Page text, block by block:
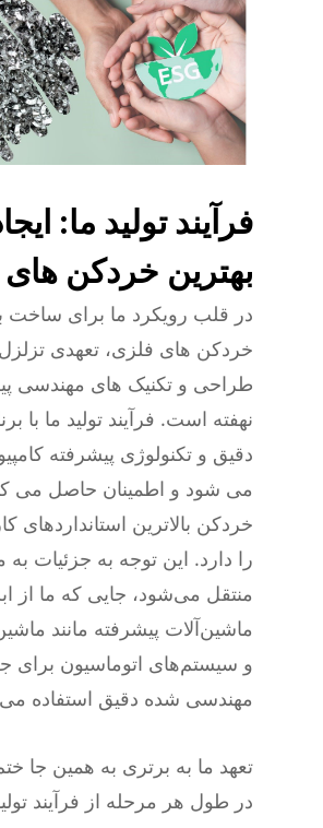
فرآیند تولید ما:
بهترین خردکن
در قلب رویکرد ما برای ساخت
خردکن های فلزی، تعهدی تزلزل
طراحی و تکنیک های مهندسی
نهفته است. فرآیند تولید ما با
دقیق و تکنولوژی پیشرفته
می شود و اطمینان حاصل می
خردکن بالاترین استانداردهای
را دارد. این توجه به جزئیات به
منتقل می‌شود، جایی که ما از
و سیستم‌های اتوماسیون برای
مهندسی شده دقیق استفاده
تعهد ما به برتری به همین جا
در طول هر مرحله از فرآیند